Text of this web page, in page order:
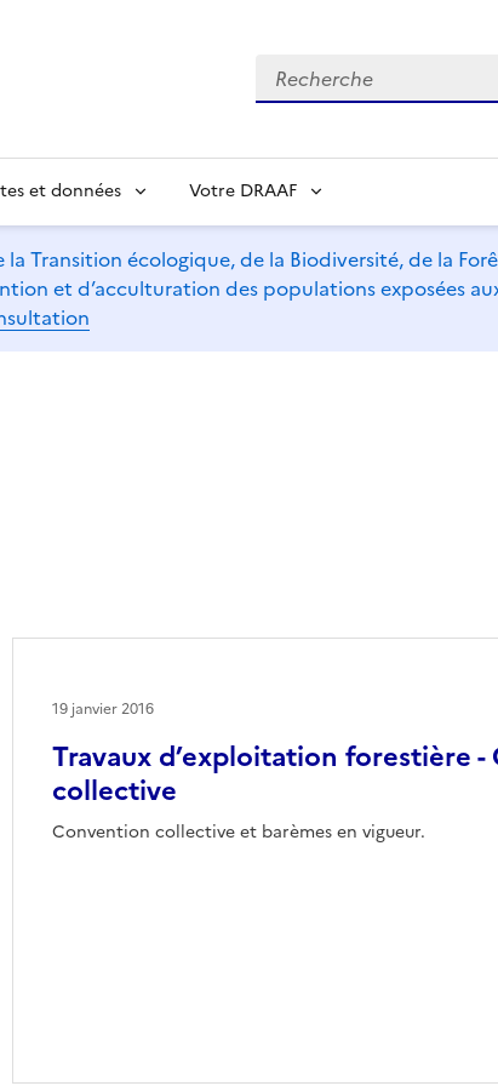
Recherche
et données Votre DRAAF
la Transition écologique, de la Biodiversité, de la
et d’acculturation des populations exposées
Travaux d’exploitation forestière
collective
Convention collective et barèmes en vigueur.
19 janvier 2016